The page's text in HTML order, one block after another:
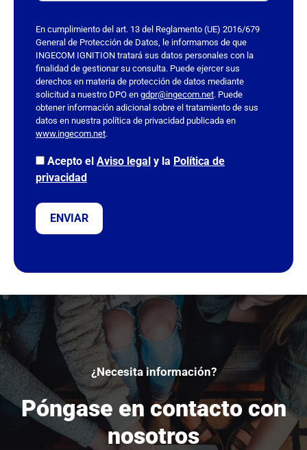
s
t
e
c
a
m
p
o
v
a
í
En cumplimiento del art. 13 del Reglamento (UE) 2016/679
General de Protección de Datos, le informamos de que
INGECOM IGNITION tratará sus datos personales con la
finalidad de gestionar su consulta. Puede ejercer sus
derechos en materia de protección de datos mediante
solicitud a nuestro DPO en gdpr@ingecom.net. Puede
obtener información adicional sobre el tratamiento de sus
datos en nuestra política de privacidad publicada en
www.ingecom.net.
Acepto el Aviso legal y la Política de
privacidad
¿Necesita información?
Póngase en contacto con
nosotros